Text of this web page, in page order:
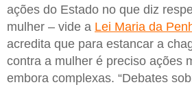
ações do Estado no que diz
mulher – vide a Lei Maria da
acredita que para estancar a
contra a mulher é preciso ações
embora complexas. “Debates